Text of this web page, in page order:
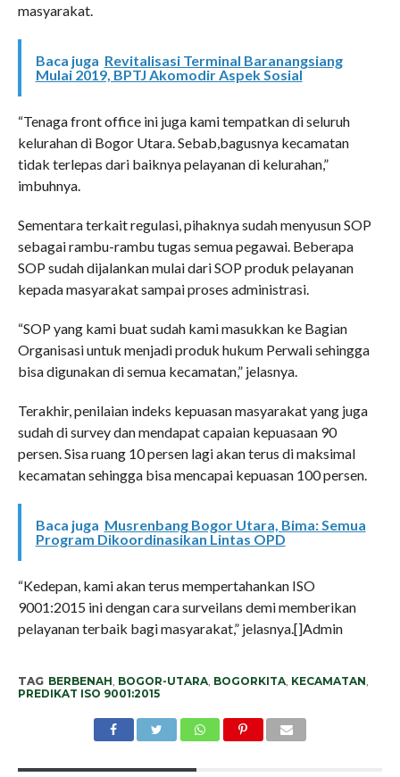
masyarakat.
Baca juga Revitalisasi Terminal Baranangsiang
Mulai 2019, BPTJ Akomodir Aspek Sosial
“Tenaga front office ini juga kami tempatkan di seluruh
kelurahan di Bogor Utara. Sebab,bagusnya kecamatan
tidak terlepas dari baiknya pelayanan di kelurahan,”
imbuhnya.
Sementara terkait regulasi, pihaknya sudah menyusun SOP
sebagai rambu-rambu tugas semua pegawai. Beberapa
SOP sudah dijalankan mulai dari SOP produk pelayanan
kepada masyarakat sampai proses administrasi.
“SOP yang kami buat sudah kami masukkan ke Bagian
Organisasi untuk menjadi produk hukum Perwali sehingga
bisa digunakan di semua kecamatan,” jelasnya.
Terakhir, penilaian indeks kepuasan masyarakat yang juga
sudah di survey dan mendapat capaian kepuasaan 90
persen. Sisa ruang 10 persen lagi akan terus di maksimal
kecamatan sehingga bisa mencapai kepuasan 100 persen.
Baca juga Musrenbang Bogor Utara, Bima: Semua
Program Dikoordinasikan Lintas OPD
“Kedepan, kami akan terus mempertahankan ISO
9001:2015 ini dengan cara surveilans demi memberikan
pelayanan terbaik bagi masyarakat,” jelasnya.[]Admin
TAG BERBENAH BOGOR-UTARA, BOGORKITA, KECAMATAN
PREDIKAT ISO 9001:2015